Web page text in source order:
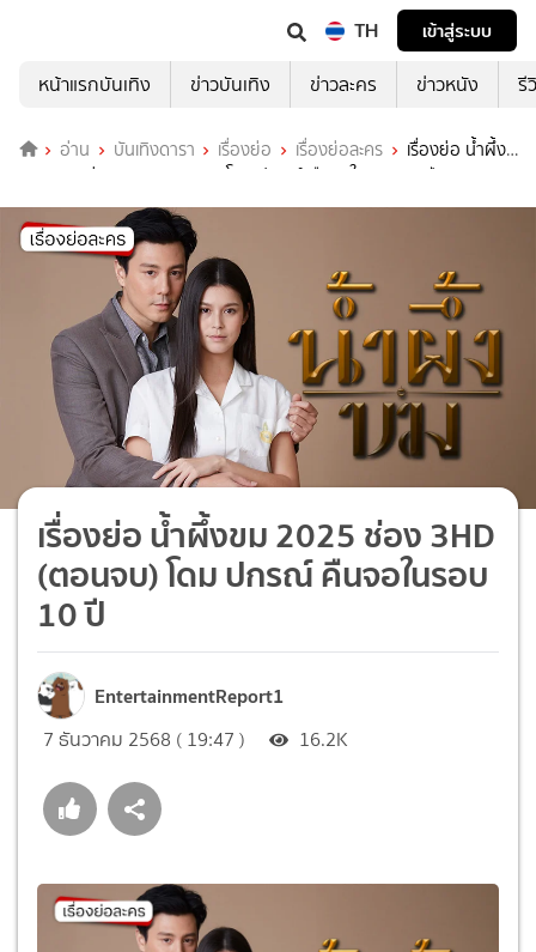
TH
เข้าสู่ระบบ
หน้าแรกบันเทิง
ข่าวบันเทิง ข่าวละคร ข่าวหนัง รี
อ่าน บันเทิงดารา เรื่องย่อ เรื่องย่อละคร
เรื่องย่อ น้ำผึ้ง
ขม 2025 ช่อง 3HD (ตอนจบ) โดม ปกรณ์ คืนจอในรอบ 10 ปี
เรื่องย่อ น้ำผึ้งขม 2025 ช่อง 3HD
(ตอนจบ) โดม ปกรณ์ คืนจอในรอบ
10 ปี
EntertainmentReport1
7 ธันวาคม 2568 ( 19:47 ) 16.2K